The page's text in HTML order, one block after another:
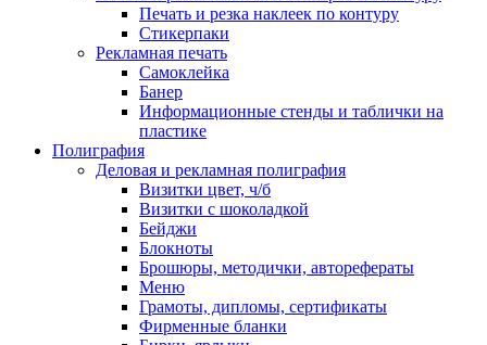
Печать и резка наклеек по контуру
Стикерпаки
Рекламная печать
Самоклейка
Банер
Информационные стенды и таблички на
пластике
Полиграфия
Деловая и рекламная полиграфия
Визитки цвет, ч/б
Визитки с шоколадкой
Бейджи
Блокноты
Брошюры, методички, авторефераты
Меню
Грамоты, дипломы, сертификаты
Фирменные бланки